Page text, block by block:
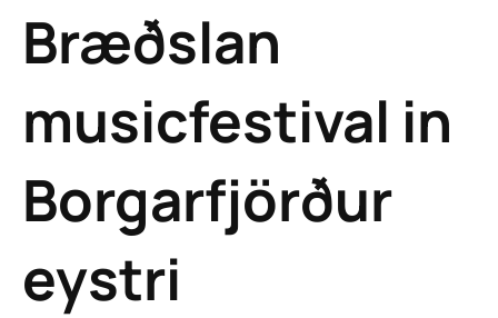
Bræðslan
musicfestival in
Borgarfjörður
eystri